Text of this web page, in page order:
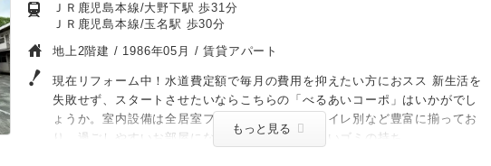
ＪＲ鹿児島本線/大野下駅 歩31分
ＪＲ鹿児島本線/玉名駅 歩30分
地上2階建 / 1986年05月 / 賃貸アパート
現在リフォーム中！水道費定額で毎月の費用を抑えたい方におスス 新生活を
失敗せず、スタートさせたいならこちらの「べるあいコーポ」はいかがでし
ょうか。室内設備は全居室フローリング・バストイレ別など豊富に揃ってお
り、過ごしやすいお部屋になっております。重たいゴミの持ち
もっと見る